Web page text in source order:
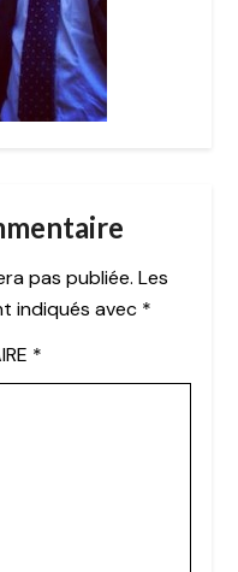
pas publiée. Les
indiqués avec *
*